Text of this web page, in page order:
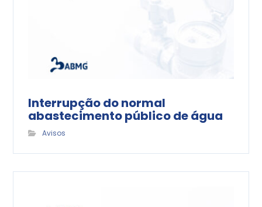
Interrupção do normal
abastecimento público de água
Avisos